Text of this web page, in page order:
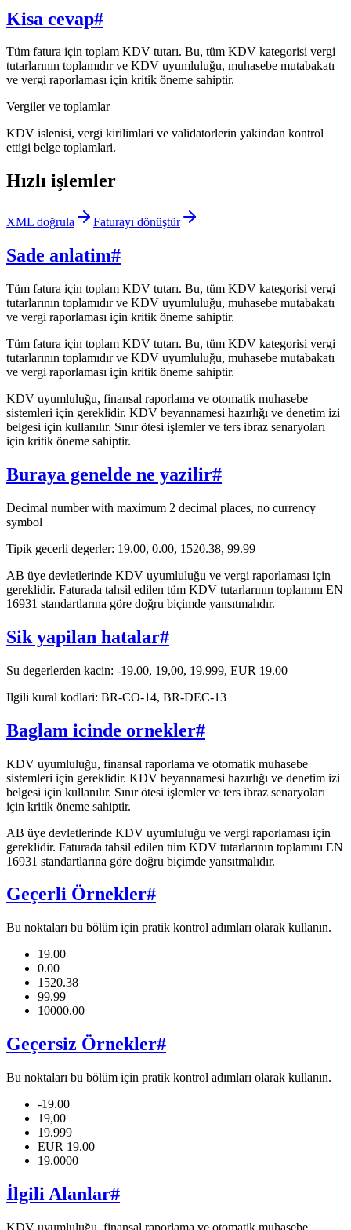
Kisa cevap#
Tüm fatura için toplam KDV tutarı. Bu, tüm KDV kategorisi vergi
tutarlarının toplamıdır ve KDV uyumluluğu, muhasebe mutabakatı
ve vergi raporlaması için kritik öneme sahiptir.
Vergiler ve toplamlar
KDV islenisi, vergi kirilimlari ve validatorlerin yakindan kontrol
ettigi belge toplamlari.
Hızlı işlemler
XML doğrula Faturayı dönüştür
Sade anlatim#
Tüm fatura için toplam KDV tutarı. Bu, tüm KDV kategorisi vergi
tutarlarının toplamıdır ve KDV uyumluluğu, muhasebe mutabakatı
ve vergi raporlaması için kritik öneme sahiptir.
Tüm fatura için toplam KDV tutarı. Bu, tüm KDV kategorisi vergi
tutarlarının toplamıdır ve KDV uyumluluğu, muhasebe mutabakatı
ve vergi raporlaması için kritik öneme sahiptir.
KDV uyumluluğu, finansal raporlama ve otomatik muhasebe
sistemleri için gereklidir. KDV beyannamesi hazırlığı ve denetim izi
belgesi için kullanılır. Sınır ötesi işlemler ve ters ibraz senaryoları
için kritik öneme sahiptir.
Buraya genelde ne yazilir#
Decimal number with maximum 2 decimal places, no currency
symbol
Tipik gecerli degerler: 19.00, 0.00, 1520.38, 99.99
AB üye devletlerinde KDV uyumluluğu ve vergi raporlaması için
gereklidir. Faturada tahsil edilen tüm KDV tutarlarının toplamını EN
16931 standartlarına göre doğru biçimde yansıtmalıdır.
Sik yapilan hatalar#
Su degerlerden kacin: -19.00, 19,00, 19.999, EUR 19.00
Ilgili kural kodlari: BR-CO-14, BR-DEC-13
Baglam icinde ornekler#
KDV uyumluluğu, finansal raporlama ve otomatik muhasebe
sistemleri için gereklidir. KDV beyannamesi hazırlığı ve denetim izi
belgesi için kullanılır. Sınır ötesi işlemler ve ters ibraz senaryoları
için kritik öneme sahiptir.
AB üye devletlerinde KDV uyumluluğu ve vergi raporlaması için
gereklidir. Faturada tahsil edilen tüm KDV tutarlarının toplamını EN
16931 standartlarına göre doğru biçimde yansıtmalıdır.
Geçerli Örnekler#
Bu noktaları bu bölüm için pratik kontrol adımları olarak kullanın.
19.00
0.00
1520.38
99.99
10000.00
Geçersiz Örnekler#
Bu noktaları bu bölüm için pratik kontrol adımları olarak kullanın.
-19.00
19,00
19.999
EUR 19.00
19.0000
İlgili Alanlar#
KDV uyumluluğu, finansal raporlama ve otomatik muhasebe